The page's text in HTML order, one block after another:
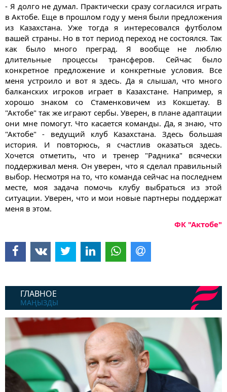
ГЛАВНОЕ
МАҢЫЗДЫ
- Я долго не думал. Практически сразу согласился играть
в Актобе. Еще в прошлом году у меня были предложения
из Казахстана. Уже тогда я интересовался футболом
вашей страны. Но в тот период переход не состоялся. Так
как было много преград. Я вообще не люблю
длительные процессы трансферов. Сейчас было
конкретное предложение и конкретные условия. Все
меня устроило и вот я здесь. Да я слышал, что много
балканских игроков играет в Казахстане. Например, я
хорошо знаком со Стаменковичем из Кокшетау. В
"Актобе" так же играют сербы. Уверен, в плане адаптации
они мне помогут. Что касается команды. Да, я знаю, что
"Актобе" - ведущий клуб Казахстана. Здесь большая
история. И повторюсь, я счастлив оказаться здесь.
Хочется отметить, что и тренер "Радника" всячески
поддерживал меня. Он уверен, что я сделал правильный
выбор. Несмотря на то, что команда сейчас на последнем
месте, моя задача помочь клубу выбраться из этой
ситуации. Уверен, что и мои новые партнеры поддержат
меня в этом.
ФК "Актобе"